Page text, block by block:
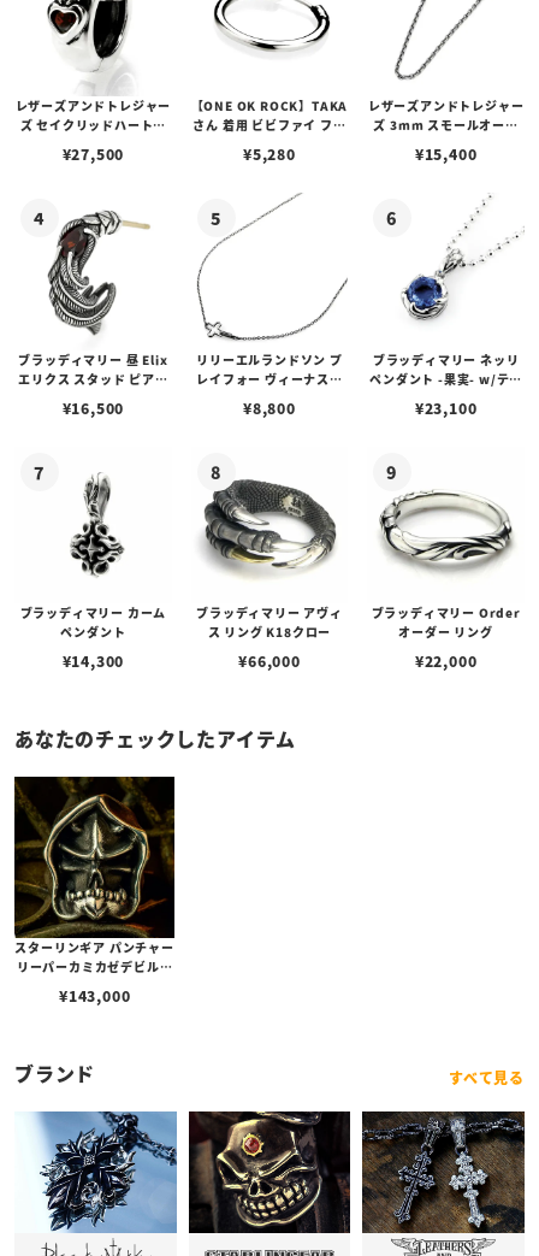
レザーズアンドトレジャー
ズ セイクリッドハートピ
¥27,500
【ONE OK ROCK】TAKA
さん 着用 ビビファイ フー
¥5,280
レザーズアンドトレジャー
ズ 3mm スモールオーバ
ブスタークラスプ＆LTロ
¥15,400
ブラッディマリー 昼 Elix
エリクス スタッド ピアス
¥16,500
リリーエルランドソン プ
レイフォー ヴィーナスチ
¥8,800
ブラッディマリー ネッリ
ペンダント -果実- w/ティ
¥23,100
ブラッディマリー カーム
ペンダント
¥14,300
ブラッディマリー アヴィ
ス リング K18クロー
¥66,000
ブラッディマリー Order
オーダー リング
¥22,000
あなたのチェックしたアイテム
スターリンギア パンチャー
リーパーカミカゼデビルリ
¥143,000
ブランド すべて見る